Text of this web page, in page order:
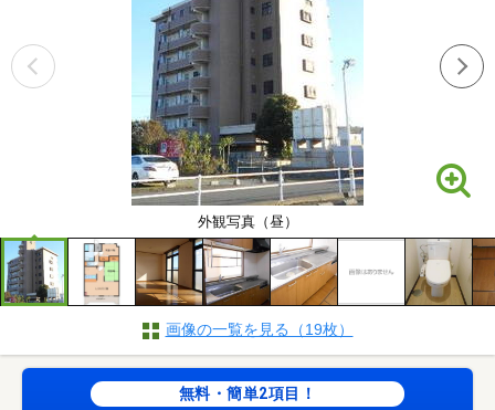
外観写真（昼）
画像の一覧を見る（19枚）
無料・簡単2項目！